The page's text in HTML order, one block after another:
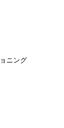
ニング